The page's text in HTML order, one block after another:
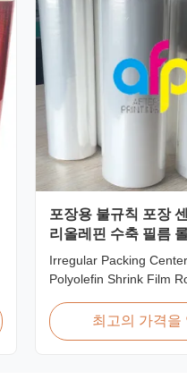
포장용 불규칙 포장
리올레핀 수축 필름
Irregular Packing
Polyolefin Shrink Film
Folded POF Polyolefin
Packaging Product
최고의 가격을